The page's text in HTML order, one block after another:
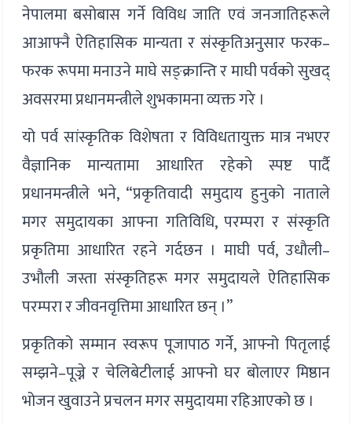
नेपालमा बसोबास गर्ने विविध जाति एवं जनजातिहरूले
आआफ्नै ऐतिहासिक मान्यता र संस्कृतिअनुसार फरक–
फरक रूपमा मनाउने माघे सङ्क्रान्ति र माघी पर्वको सुखद्
अवसरमा प्रधानमन्त्रीले शुभकामना व्यक्त गरे ।
यो पर्व सांस्कृतिक विशेषता र विविधतायुक्त मात्र नभएर
वैज्ञानिक मान्यतामा आधारित रहेको स्पष्ट पार्दै
प्रधानमन्त्रीले भने, “प्रकृतिवादी समुदाय हुनुको नाताले
मगर समुदायका आफ्ना गतिविधि, परम्परा र संस्कृति
प्रकृतिमा आधारित रहने गर्दछन । माघी पर्व, उधौली–
उभौली जस्ता संस्कृतिहरू मगर समुदायले ऐतिहासिक
परम्परा र जीवनवृत्तिमा आधारित छन् ।”
प्रकृतिको सम्मान स्वरूप पूजापाठ गर्ने, आफ्नो पितृलाई
सम्झने–पूज्ने र चेलिबेटीलाई आफ्नो घर बोलाएर मिष्ठान
भोजन खुवाउने प्रचलन मगर समुदायमा रहिआएको छ ।